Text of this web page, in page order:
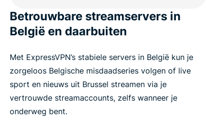
België
Veelgestelde vragen over België VPN’s
ExpressVPN voor alle landen
Ervaar de beste België VPN
Betrouwbare streamservers in
België en daarbuiten
Met ExpressVPN’s stabiele servers in België kun je
zorgeloos Belgische misdaadseries volgen of live
sport en nieuws uit Brussel streamen via je
vertrouwde streamaccounts, zelfs wanneer je
onderweg bent.